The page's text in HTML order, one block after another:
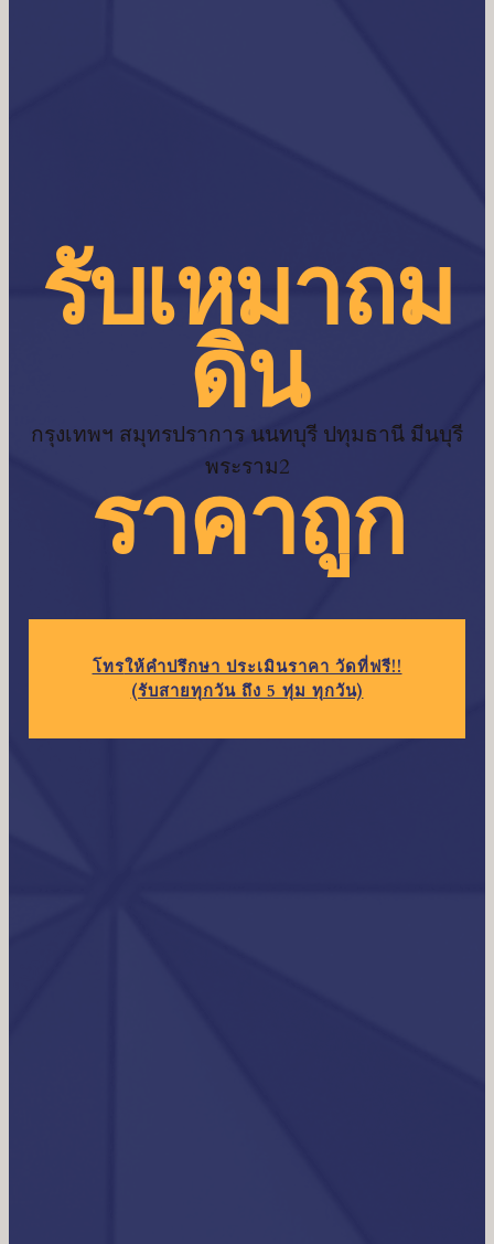
รับเหมาถม
ดิน
กรุงเทพฯ สมุทรปราการ นนทบุรี ปทุมธานี มีนบุรี
พระราม2
ราคาถูก
โทรให้คำปรึกษา ประเมินราคา วัดที่ฟรี!!
(รับสายทุกวัน ถึง 5 ทุ่ม ทุกวัน)